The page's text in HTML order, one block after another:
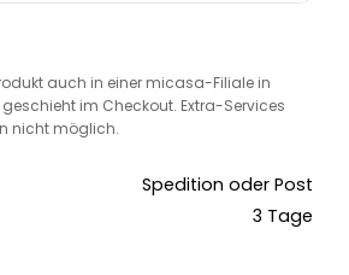
auch in einer micasa-Filiale in
im Checkout. Extra-Services
nicht möglich.
Spedition oder Post
3 Tage